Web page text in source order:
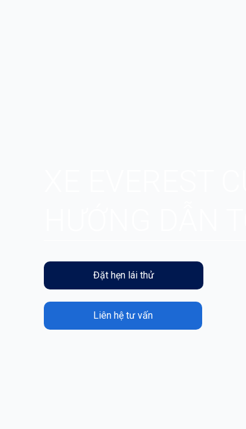
Đặt hẹn lái thử
Liên hệ tư vấn